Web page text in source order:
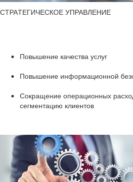
СТРА­ТЕ­ГИ­ЧЕ­СКОЕ УПРАВ­ЛЕ­НИЕ
По­вы­ше­ние ка­че­ства услуг
По­вы­ше­ние ин­фор­ма­ци­он­ной
Со­кра­ще­ние опе­ра­ци­он­ных
сег­мен­та­цию кли­ен­тов